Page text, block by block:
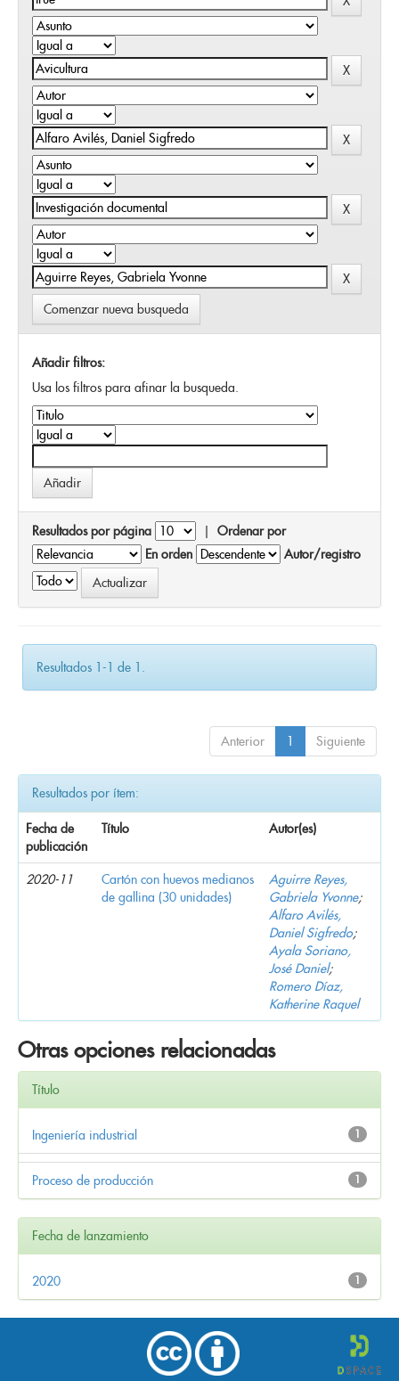
Comenzar nueva busqueda
Añadir filtros:
Usa los filtros para afinar la busqueda.
Resultados por página | Ordenar por
En orden
Autor/registro
Resultados 1-1 de 1.
Anterior 1 Siguiente
Resultados por ítem:
Fecha de
publicación
Título Autor(es)
2020-11
Cartón con huevos medianos
de gallina (30 unidades)
Aguirre Reyes,
Gabriela Yvonne;
Alfaro Avilés,
Daniel Sigfredo;
Ayala Soriano,
José Daniel;
Romero Díaz,
Katherine Raquel
Otras opciones relacionadas
Título
1
Ingeniería industrial
1
Proceso de producción
Fecha de lanzamiento
1
2020